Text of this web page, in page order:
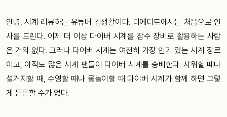
안녕, 시계 리뷰하는 유튜버 김생활이다. 디에디트에서는 처음으로 인
사를 드린다. 이제 더 이상 다이버 시계를 잠수 장비로 활용하는 사람
은 거의 없다. 그러나 다이버 시계는 여전히 가장 인기 있는 시계 장르
이고, 아직도 많은 시계 팬들이 다이버 시계를 숭배한다. 샤워할 때나
설거지할 때, 수영할 때나 물놀이할 때 다이버 시계가 함께 하면 그렇
게 든든할 수가 없다.